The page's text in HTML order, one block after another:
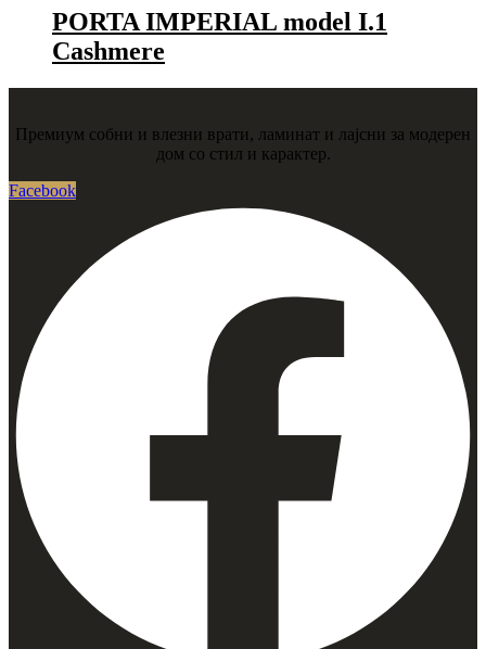
PORTA IMPERIAL model I.1
Cashmere
Премиум собни и влезни врати, ламинат и лајсни за модерен
дом со стил и карактер.
Facebook